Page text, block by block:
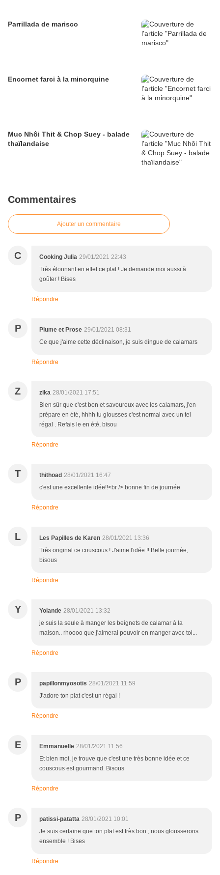
Parrillada de marisco
Encornet farci à la minorquine
Muc Nhôi Thit & Chop Suey - balade
thaïlandaise
Commentaires
Ajouter un commentaire
C Cooking Julia 29/01/2021 22:43
Très étonnant en effet ce plat ! Je demande moi aussi à
goûter ! Bises
Répondre
P Plume et Prose 29/01/2021 08:31
Ce que j'aime cette déclinaison, je suis dingue de calamars
Répondre
Z zika 28/01/2021 17:51
Bien sûr que c'est bon et savoureux avec les calamars, j'en
prépare en été, hhhh tu glousses c'est normal avec un tel
régal . Refais le en été, bisou
Répondre
T thithoad 28/01/2021 16:47
c'est une excellente idée!!<br /> bonne fin de journée
Répondre
L Les Papilles de Karen 28/01/2021 13:36
Très original ce couscous ! J'aime l'idée !! Belle journée,
bisous
Répondre
Y Yolande 28/01/2021 13:32
je suis la seule à manger les beignets de calamar à la
maison.. rhoooo que j'aimerai pouvoir en manger avec toi...
Répondre
P papillonmyosotis 28/01/2021 11:59
J'adore ton plat c'est un régal !
Répondre
E Emmanuelle 28/01/2021 11:56
Et bien moi, je trouve que c'est une très bonne idée et ce
couscous est gourmand. Bisous
Répondre
P patissi-patatta 28/01/2021 10:01
Je suis certaine que ton plat est très bon ; nous glousserons
ensemble ! Bises
Répondre